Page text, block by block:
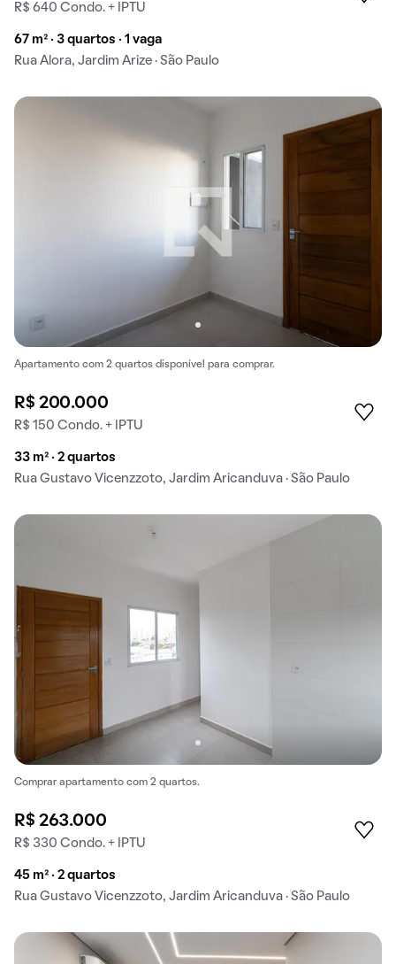
R$ 640 Condo. + IPTU
67 m² · 3 quartos · 1 vaga
Rua Alora, Jardim Arize · São Paulo
Apartamento com 2 quartos disponível para comprar.
R$ 200.000
R$ 150 Condo. + IPTU
33 m² · 2 quartos
Rua Gustavo Vicenzzoto, Jardim Aricanduva · São Paulo
Comprar apartamento com 2 quartos.
R$ 263.000
R$ 330 Condo. + IPTU
45 m² · 2 quartos
Rua Gustavo Vicenzzoto, Jardim Aricanduva · São Paulo